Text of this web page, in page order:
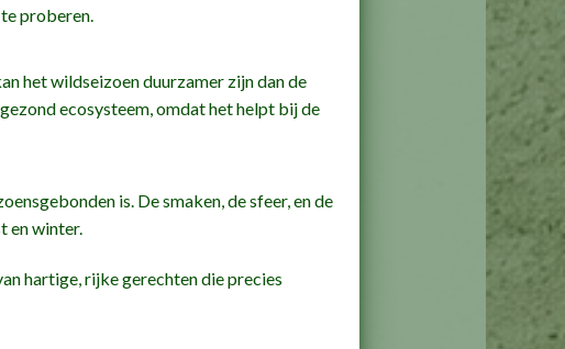
proberen.
het wildseizoen duurzamer zijn dan de
ecosysteem, omdat het helpt bij de
is. De smaken, de sfeer, en de
en winter.
hartige, rijke gerechten die precies